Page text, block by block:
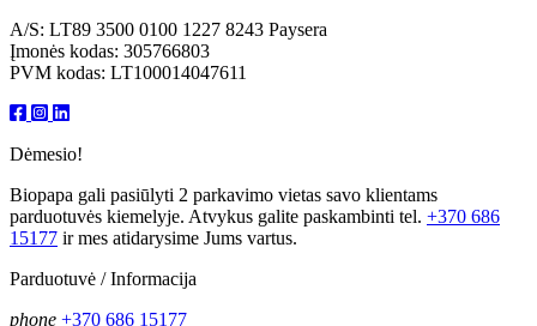
A/S: LT89 3500 0100 1227 8243 Paysera
Įmonės kodas: 305766803
PVM kodas: LT100014047611
Dėmesio!
Biopapa gali pasiūlyti 2 parkavimo vietas savo klientams
parduotuvės kiemelyje. Atvykus galite paskambinti tel. +370 686
15177 ir mes atidarysime Jums vartus.
Parduotuvė / Informacija
phone +370 686 15177